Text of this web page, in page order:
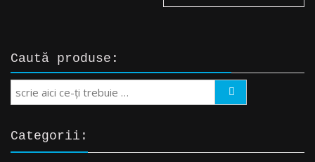
Caută produse:
Search
Categorii: